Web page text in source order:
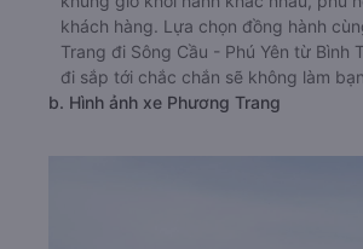
Nhà xe Phương Trang là một lựa
những ai đang tìm kiếm một dịch vụ
an toàn, thoải mái và tiện nghi. Nhà
khung giờ khởi hành khác nhau, phù
khách hàng. Lựa chọn đồng hành